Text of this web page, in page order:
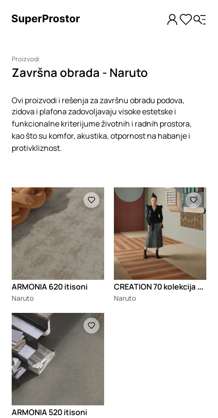
Proizvodi
Završna obrada - Naruto
Ovi proizvodi i rešenja za završnu obradu podova,
zidova i plafona zadovoljavaju visoke estetske i
funkcionalne kriterijume životnih i radnih prostora,
kao što su komfor, akustika, otpornost na habanje i
protivkliznost.
Loading
ARMONIA 620 itisoni
Naruto
Loading
C
REATION 70 kolekcija podova
Naruto
Loading
ARMONIA 520 itisoni